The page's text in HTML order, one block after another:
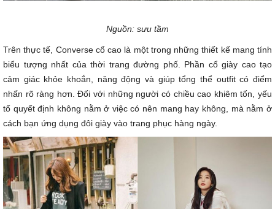
Nguồn: sưu tầm
Trên thực tế, Converse cổ cao là một trong những thiết kế mang tính
biểu tượng nhất của thời trang đường phố. Phần cổ giày cao tạo
cảm giác khỏe khoắn, năng động và giúp tổng thể outfit có điểm
nhấn rõ ràng hơn. Đối với những người có chiều cao khiêm tốn, yếu
tố quyết định không nằm ở việc có nên mang hay không, mà nằm ở
cách bạn ứng dụng đôi giày vào trang phục hàng ngày.